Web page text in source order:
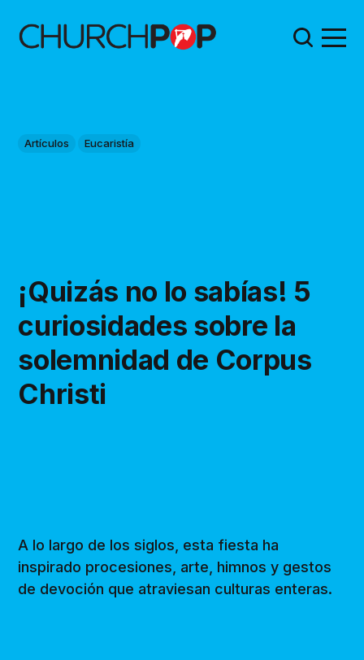
Artículos Eucaristía
¡Quizás no lo sabías! 5
curiosidades sobre la
solemnidad de Corpus
Christi
A lo largo de los siglos, esta fiesta ha
inspirado procesiones, arte, himnos y gestos
de devoción que atraviesan culturas enteras.